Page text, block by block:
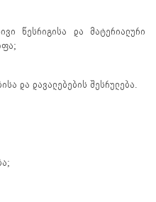
წესრიგისა და მატერიალური
და დავალებების შესრულება.